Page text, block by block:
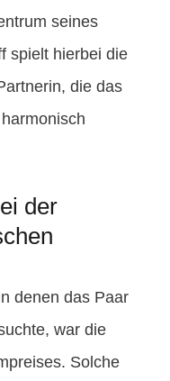
seines
spielt hierbei die
die das
der
denen das Paar
war die
Solche